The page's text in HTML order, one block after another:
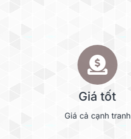
Giá tốt
Giá cả cạnh tranh